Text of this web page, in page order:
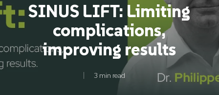
SINUS LIFT: Limiting
complications,
improving results
3 min read